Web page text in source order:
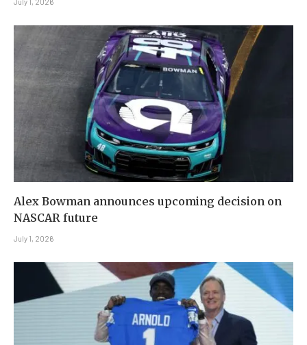
Alex Bowman announces upcoming decision on
NASCAR future
July 1, 2026